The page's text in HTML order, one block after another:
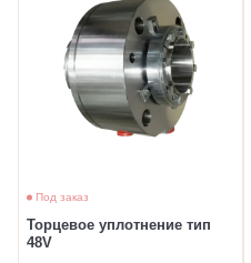
Под заказ
Торцевое уплотнение тип
48V